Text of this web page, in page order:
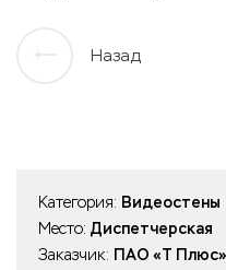
Назад
Категория: Видеостены
Место: Диспетчерская
Заказчик: ПАО «Т Плюс»